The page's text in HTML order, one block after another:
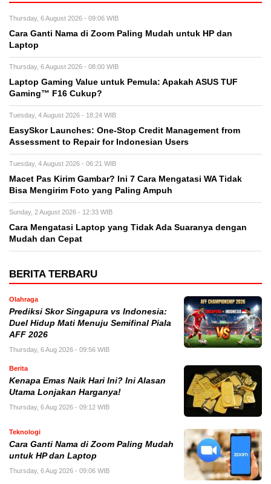
Thursday, 6 August 2026 - 09:06 WIB
Cara Ganti Nama di Zoom Paling Mudah untuk HP dan
Laptop
Thursday, 6 August 2026 - 08:00 WIB
Laptop Gaming Value untuk Pemula: Apakah ASUS TUF
Gaming™ F16 Cukup?
Tuesday, 4 August 2026 - 18:24 WIB
EasySkor Launches: One-Stop Credit Management from
Assessment to Repair for Indonesian Users
Tuesday, 4 August 2026 - 06:21 WIB
Macet Pas Kirim Gambar? Ini 7 Cara Mengatasi WA Tidak
Bisa Mengirim Foto yang Paling Ampuh
Sunday, 2 August 2026 - 12:33 WIB
Cara Mengatasi Laptop yang Tidak Ada Suaranya dengan
Mudah dan Cepat
BERITA TERBARU
Olahraga
Prediksi Skor Singapura vs Indonesia:
Duel Hidup Mati Menuju Semifinal Piala
AFF 2026
Thursday, 6 Aug 2026 - 09:56 WIB
Berita
Kenapa Emas Naik Hari Ini? Ini Alasan
Utama Lonjakan Harganya!
Thursday, 6 Aug 2026 - 09:12 WIB
Teknologi
Cara Ganti Nama di Zoom Paling Mudah
untuk HP dan Laptop
Thursday, 6 Aug 2026 - 09:06 WIB